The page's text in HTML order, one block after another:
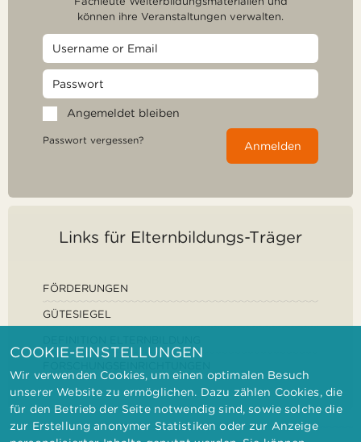
können ihre Veranstaltungen verwalten.
Angemeldet bleiben
Passwort vergessen? Anmelden
Links für Elternbildungs-Träger
FÖRDERUNGEN
GÜTESIEGEL
COOKIE-EINSTELLUNGEN
Wir verwenden Cookies, um einen optimalen Besuch
unserer Website zu ermöglichen. Dazu zählen Cookies, die
für den Betrieb der Seite notwendig sind, sowie solche die
zur Erstellung anonymer Statistiken oder zur Anzeige